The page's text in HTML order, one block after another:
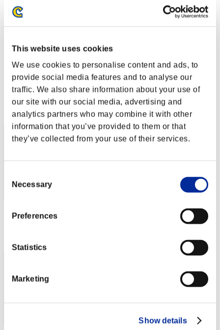
This website uses cookies
We use cookies to personalise content and ads, to
provide social media features and to analyse our
traffic. We also share information about your use of
our site with our social media, advertising and
analytics partners who may combine it with other
information that you’ve provided to them or that
they’ve collected from your use of their services.
Selection
Necessary
Preferences
Statistics
Marketing
Show details
Desafío de nivel núm. 136
09.08.2016 15:00 (JST) - 15.08.2016 15:00 (JST)
Página del evento
Cooperativo
(Los rankings se actualizan cada 6 horas.)
Rankings
Posición
41
Puntos: -